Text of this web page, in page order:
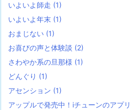
いよいよ師走 (1)
いよいよ年末 (1)
おまじない (1)
お喜びの声と体験談 (2)
さわやか系の旦那様 (1)
どんぐり (1)
アセンション (1)
アップルで発売中！iチューンのアプリ